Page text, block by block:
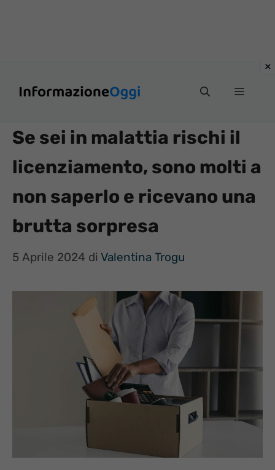
Menu
Se sei in malattia rischi il
licenziamento, sono molti a
non saperlo e ricevano una
brutta sorpresa
5 Aprile 2024 di Valentina Trogu